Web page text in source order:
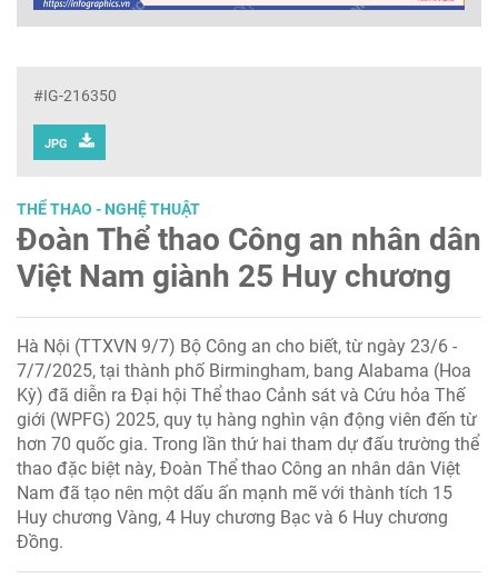
#IG-216350
JPG
THỂ THAO - NGHỆ THUẬT
Đoàn Thể thao Công an nhân dân
Việt Nam giành 25 Huy chương
Hà Nội (TTXVN 9/7) Bộ Công an cho biết, từ ngày 23/6 -
7/7/2025, tại thành phố Birmingham, bang Alabama (Hoa
Kỳ) đã diễn ra Đại hội Thể thao Cảnh sát và Cứu hỏa Thế
giới (WPFG) 2025, quy tụ hàng nghìn vận động viên đến từ
hơn 70 quốc gia. Trong lần thứ hai tham dự đấu trường thể
thao đặc biệt này, Đoàn Thể thao Công an nhân dân Việt
Nam đã tạo nên một dấu ấn mạnh mẽ với thành tích 15
Huy chương Vàng, 4 Huy chương Bạc và 6 Huy chương
Đồng.